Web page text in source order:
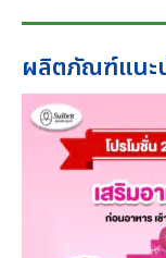
ผลิตภัณฑ์แนะ